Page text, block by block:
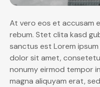
At vero eos et accusam
rebum. Stet clita kasd
sanctus est Lorem
dolor sit amet,
nonumy eirmod tempor
magna aliquyam erat,